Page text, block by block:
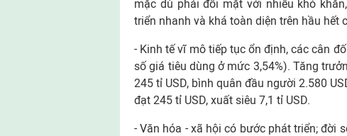
mặc dù phải đối mặt với nhiều khó
triển nhanh và khá toàn diện trên hầu hết
- Kinh tế vĩ mô tiếp tục ổn định, các cân
số giá tiêu dùng ở mức 3,54%). Tăng
245 tỉ USD, bình quân đầu người 2.580
đạt 245 tỉ USD, xuất siêu 7,1 tỉ USD.
- Văn hóa - xã hội có bước phát triển; đời